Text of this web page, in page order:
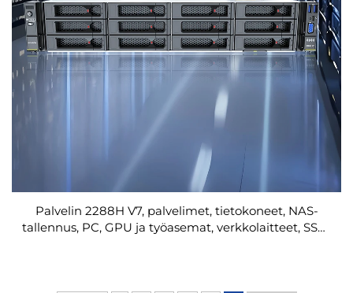
Palvelin 2288H V7, palvelimet, tietokoneet, NAS-
tallennus, PC, GPU ja työasemat, verkkolaitteet, SSD-